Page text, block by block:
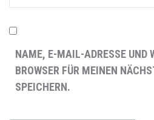
NAME, E-MAIL-ADRESSE UND
BROWSER FÜR MEINEN
SPEICHERN.